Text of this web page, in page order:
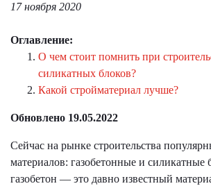
17 ноября 2020
Оглавление:
О чем стоит помнить при
силикатных блоков?
Какой стройматериал лучше?
Обновлено 19.05.2022
Сейчас на рынке строительства
материалов: газобетонные и
газобетон — это давно известный